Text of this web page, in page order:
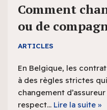
Comment
ou de
ARTICLES
En Belgique, les
à des règles strictes
changement
respect… Lire la suite »